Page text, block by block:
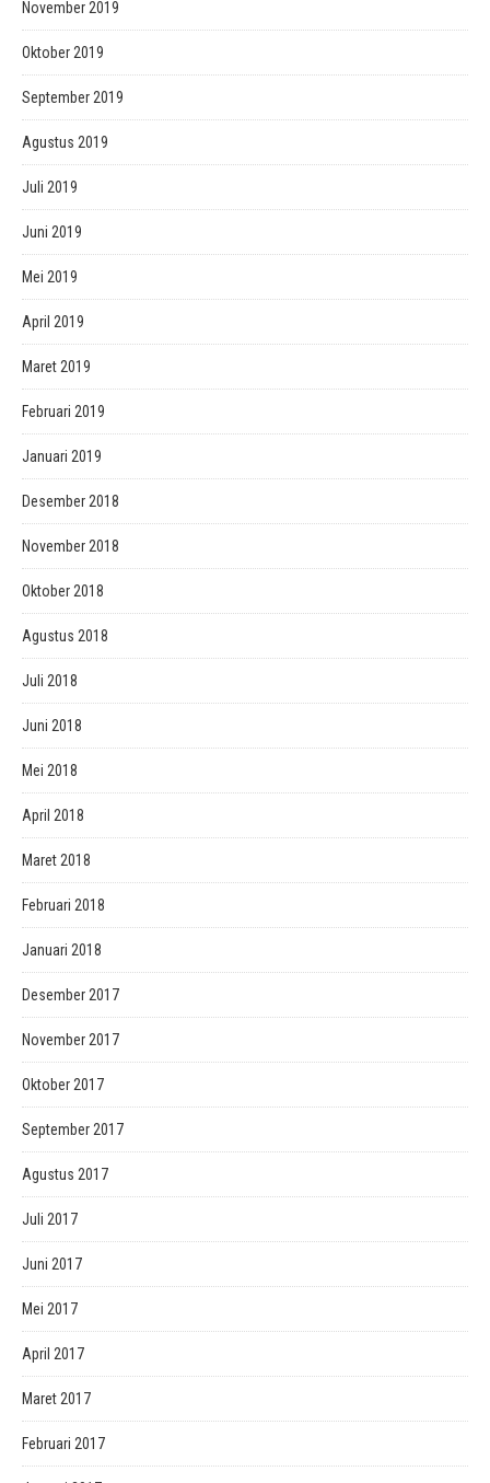
November 2019
Oktober 2019
September 2019
Agustus 2019
Juli 2019
Juni 2019
Mei 2019
April 2019
Maret 2019
Februari 2019
Januari 2019
Desember 2018
November 2018
Oktober 2018
Agustus 2018
Juli 2018
Juni 2018
Mei 2018
April 2018
Maret 2018
Februari 2018
Januari 2018
Desember 2017
November 2017
Oktober 2017
September 2017
Agustus 2017
Juli 2017
Juni 2017
Mei 2017
April 2017
Maret 2017
Februari 2017